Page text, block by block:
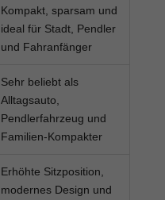
Kompakt, sparsam und
ideal für Stadt, Pendler
und Fahranfänger
Sehr beliebt als
Alltagsauto,
Pendlerfahrzeug und
Familien-Kompakter
Erhöhte Sitzposition,
modernes Design und